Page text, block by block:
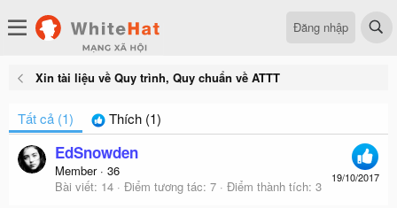
Đăng nhập
Xin tài liệu về Quy trình, Quy chuẩn về ATTT
Tất cả (1) Thích (1)
19/10/2017
EdSnowden
Member · 36
Bài viết 14 Điểm tương tác 7 Điểm thành tích 3